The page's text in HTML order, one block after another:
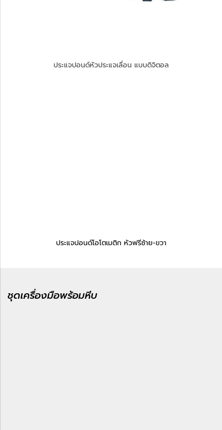
ประแจปอนด์หัวประแจเลื่อน แบบดิจิตอล
ประแจปอนด์โอโตเมติก หัวฟรีซ้าย-ขวา
ชุดเครื่องมือพร้อมหีบ